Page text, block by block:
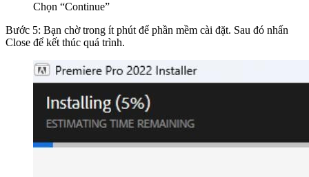
Chọn “Continue”
Bước 5: Bạn chờ trong ít phút để phần mềm cài đặt. Sau đó nhấn
Close để kết thúc quá trình.